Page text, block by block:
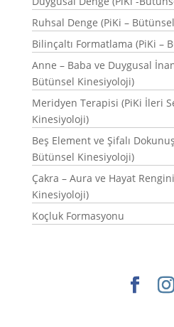
Ruhsal Denge (PiKi –
Bilinçaltı Formatlama (PiKi –
Anne – Baba ve Duygusal
Bütünsel Kinesiyoloji)
Meridyen Terapisi (PiKi İleri
Kinesiyoloji)
Beş Element ve Şifalı
Bütünsel Kinesiyoloji)
Çakra – Aura ve Hayat
Kinesiyoloji)
Koçluk Formasyonu